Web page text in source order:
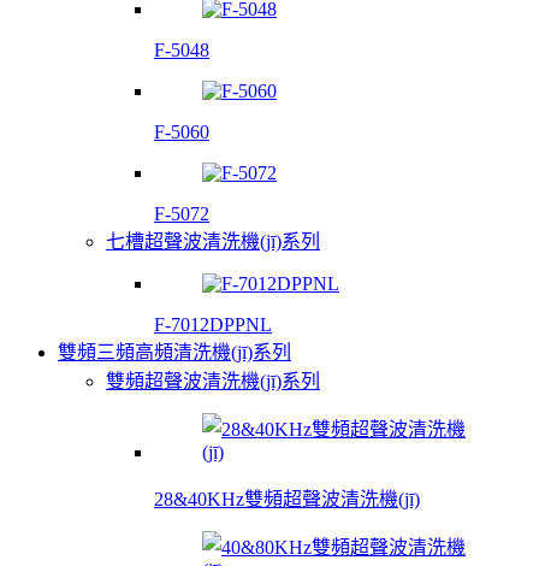
F-5048
F-5060
F-5072
七槽超聲波清洗機(jī)系列
F-7012DPPNL
雙頻三頻高頻清洗機(jī)系列
雙頻超聲波清洗機(jī)系列
28&40KHz雙頻超聲波清洗機(jī)